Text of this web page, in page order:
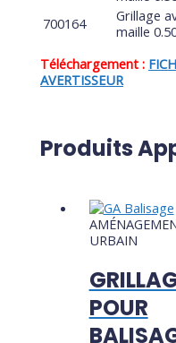
700164
Grillage
maille
Téléchargement :
AVERTISSEUR
Produits
URBAIN
POUR